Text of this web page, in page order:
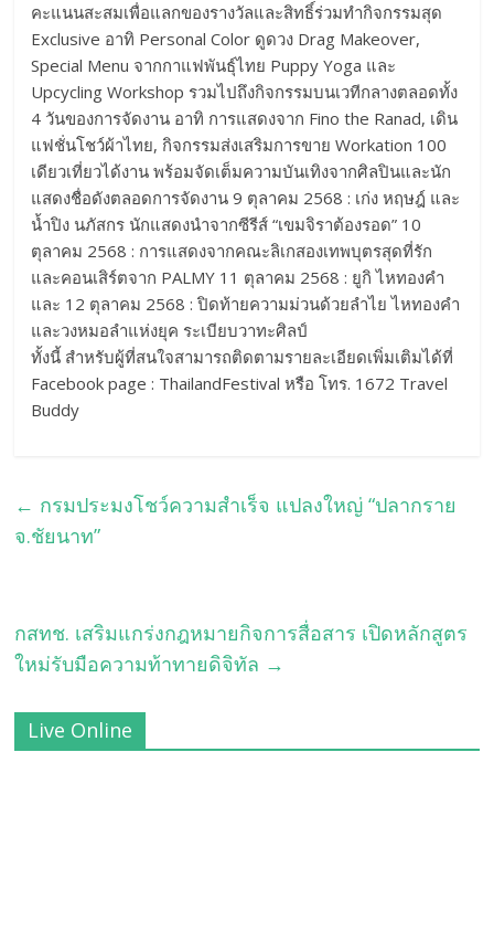
คะแนนสะสมเพื่อแลกของรางวัลและสิทธิ์ร่วมทำกิจกรรมสุด
Exclusive อาทิ Personal Color ดูดวง Drag Makeover,
Special Menu จากกาแฟพันธุ์ไทย Puppy Yoga และ
Upcycling Workshop รวมไปถึงกิจกรรมบนเวทีกลางตลอดทั้ง
4 วันของการจัดงาน อาทิ การแสดงจาก Fino the Ranad, เดิน
แฟชั่นโชว์ผ้าไทย, กิจกรรมส่งเสริมการขาย Workation 100
เดียวเที่ยวได้งาน พร้อมจัดเต็มความบันเทิงจากศิลปินและนัก
แสดงชื่อดังตลอดการจัดงาน 9 ตุลาคม 2568 : เก่ง หฤษฎ์ และ
น้ำปิง นภัสกร นักแสดงนำจากซีรีส์ “เขมจิราต้องรอด” 10
ตุลาคม 2568 : การแสดงจากคณะลิเกสองเทพบุตรสุดที่รัก
และคอนเสิร์ตจาก PALMY 11 ตุลาคม 2568 : ยูกิ ไหทองคำ
และ 12 ตุลาคม 2568 : ปิดท้ายความม่วนด้วยลำไย ไหทองคำ
และวงหมอลำแห่งยุค ระเบียบวาทะศิลป์
ทั้งนี้ สำหรับผู้ที่สนใจสามารถติดตามรายละเอียดเพิ่มเติมได้ที่
Facebook page : ThailandFestival หรือ โทร. 1672 Travel
Buddy
← กรมประมงโชว์ความสำเร็จ แปลงใหญ่ “ปลากราย
จ.ชัยนาท”
กสทช. เสริมแกร่งกฎหมายกิจการสื่อสาร เปิดหลักสูตร
ใหม่รับมือความท้าทายดิจิทัล →
Live Online